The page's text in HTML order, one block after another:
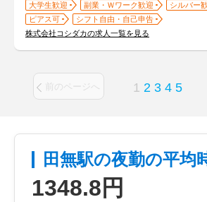
大学生歓迎 副業・Ｗワーク歓迎
シルバー
ピアス可
シフト自由・自己申告
株式会社コシダカの求人一覧を見る
前のページへ 1 2 3 4 5
田無駅の夜勤の平均
1348.8円